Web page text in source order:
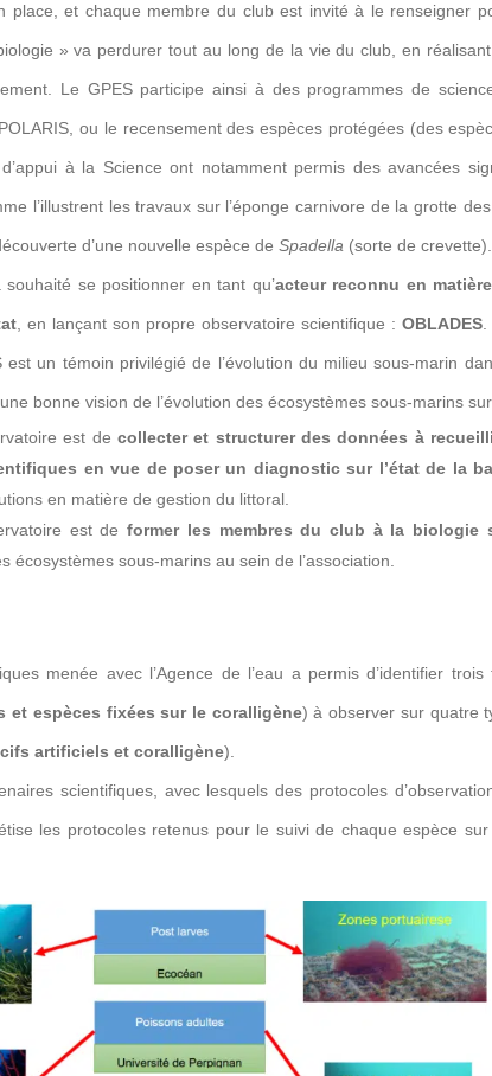
place, et chaque membre du club est invité à le renseigner
» va perdurer tout au long de la vie du club, en
Le GPES participe ainsi à des programmes de
ou le recensement des espèces protégées (des
à la Science ont notamment permis des avancées
l’illustrent les travaux sur l’éponge carnivore de la grotte
d’une nouvelle espèce deSpadella (sorte de crevette).
souhaité se positionner en tant qu’acteur reconnu en
, en lançant son propre observatoire scientifique : OBLADES.
est un témoin privilégié de l’évolution du milieu sous-marin
bonne vision de l’évolution des écosystèmes sous-marins
est decollecter et structurer des données à
en vue de poser un diagnostic sur l’état de la
en matière de gestion du littoral.
est deformer les membres du club à la biologie
écosystèmes sous-marins au sein de l’association.
menée avec l’Agence de l’eau a permis d’identifier trois
et espèces fixées sur le coralligène) à observer sur quatre
artificiels et coralligène).
scientifiques, avec lesquels des protocoles
les protocoles retenus pour le suivi de chaque espèce